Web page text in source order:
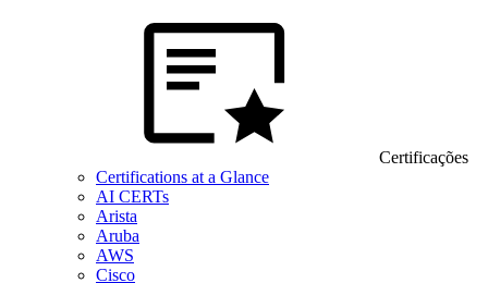
Certificações
Certifications at a Glance
AI CERTs
Arista
Aruba
AWS
Cisco